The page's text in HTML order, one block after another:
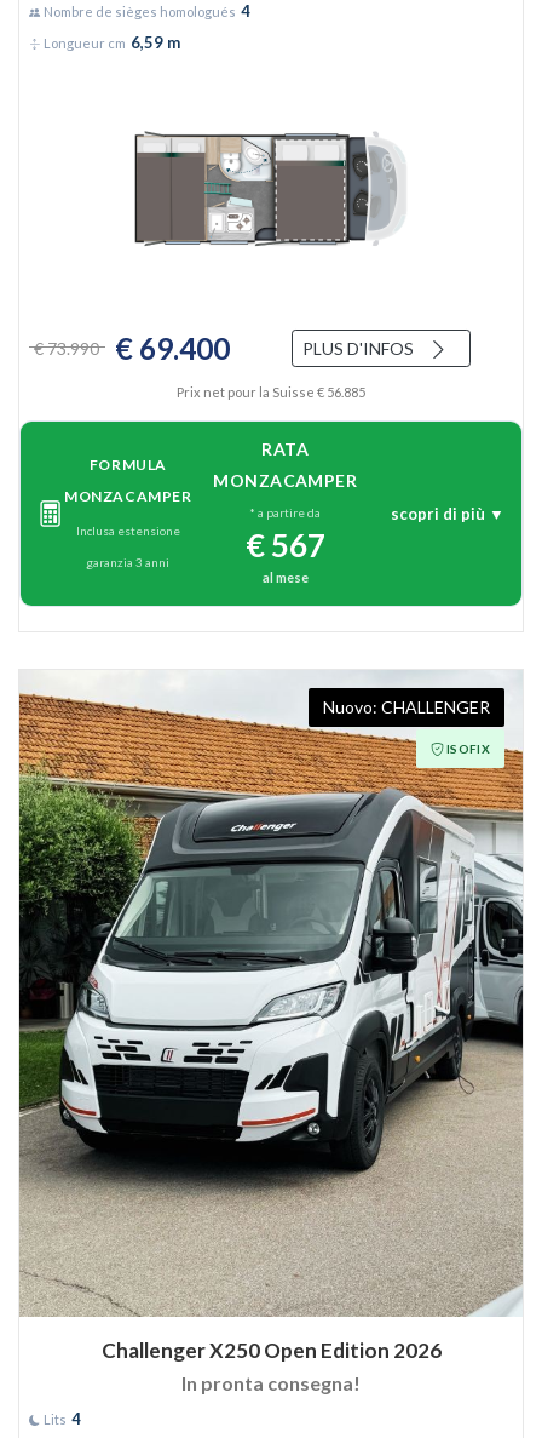
Nombre de sièges homologués 4
Longueur cm 6,59 m
€ 73.990 € 69.400 PLUS D'INFOS
Prix net pour la Suisse € 56.885
FORMULA
MONZACAMPER
Inclusa estensione
garanzia 3 anni
RATA
MONZACAMPER
* a partire da
€ 567
al mese
scopri di più ▼
CHALLENGER
ISOFIX
Challenger X250 Open Edition 2026
In pronta consegna!
Lits 4